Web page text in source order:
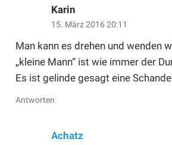
Karin
15. März 2016 20:11
Man kann es drehen und wenden
„kleine Mann“ ist wie immer der
Es ist gelinde gesagt eine
Antworten
Achatz